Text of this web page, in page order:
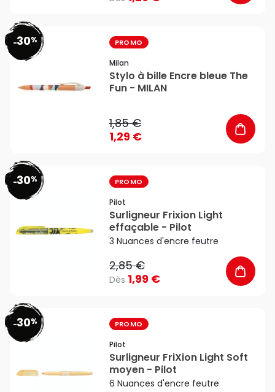
-30% PROMO
Milan
Stylo à bille Encre bleue The
Fun - MILAN
1,85 €
1,29 €
-30% PROMO
Pilot
Surligneur Frixion Light
effaçable - Pilot
3 Nuances d'encre feutre
2,85 €
Dès 1,99 €
-30% PROMO
Pilot
Surligneur FriXion Light Soft
moyen - Pilot
6 Nuances d'encre feutre